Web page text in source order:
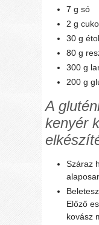
7 g só
2 g
30 g
80 g
300 g
200 g
A
kenyér
Száraz
Előző
kovász